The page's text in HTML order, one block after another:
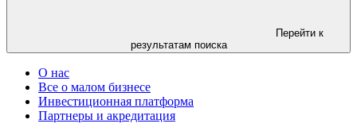
Перейти к
результатам поиска
О нас
Все о малом бизнесе
Инвестиционная платформа
Партнеры и акредитация